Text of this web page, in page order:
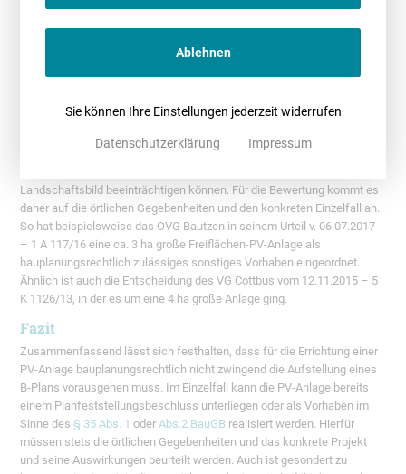
sonstige Vorhaben im Einzelfall zugelassen werden. Die sonstigen
Vorhaben sind dabei dem Außenbereich, anders als die privilegierten
die Zulässigkeit unterliegen, was sich insbesondere daran erkennen
lässt, dass öffentliche Belange nicht beeinträchtigt sein dürfen.
Freiflächen-PV-Anlagen sind zwangsläufig mit Auswirkungen
Landschaftsbild beeinträchtigen können. Für die Bewertung kommt es
daher auf die örtlichen Gegebenheiten und den konkreten Einzelfall an.
So hat beispielsweise das OVG Bautzen in seinem Urteil v. 06.07.2017
– 1 A 117/16 eine ca. 3 ha große Freiflächen-PV-Anlage als
bauplanungsrechtlich zulässiges sonstiges Vorhaben eingeordnet.
Ähnlich ist auch die Entscheidung des VG Cottbus vom 12.11.2015 – 5
K 1126/13, in der es um eine 4 ha große Anlage ging.
Fazit
Zusammenfassend lässt sich festhalten, dass für die Errichtung einer
PV-Anlage bauplanungsrechtlich nicht zwingend die Aufstellung eines
B-Plans vorausgehen muss. Im Einzelfall kann die PV-Anlage bereits
einem Planfeststellungsbeschluss unterliegen oder als Vorhaben im
Sinne des§ 35 Abs. 1 oderAbs.2 BauGB realisiert werden. Hierfür
müssen stets die örtlichen Gegebenheiten und das konkrete Projekt
und seine Auswirkungen beurteilt werden. Auch ist gesondert zu
Ablehnen
Sie können Ihre Einstellungen jederzeit widerrufen
Datenschutzerklärung Impressum